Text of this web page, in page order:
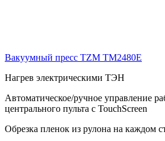
Вакуумный пресс TZM TM2480E
Нагрев электрическими ТЭН
Автоматическое/ручное управление
центрального пульта с TouchScreen
Обрезка пленок из рулона на каждом